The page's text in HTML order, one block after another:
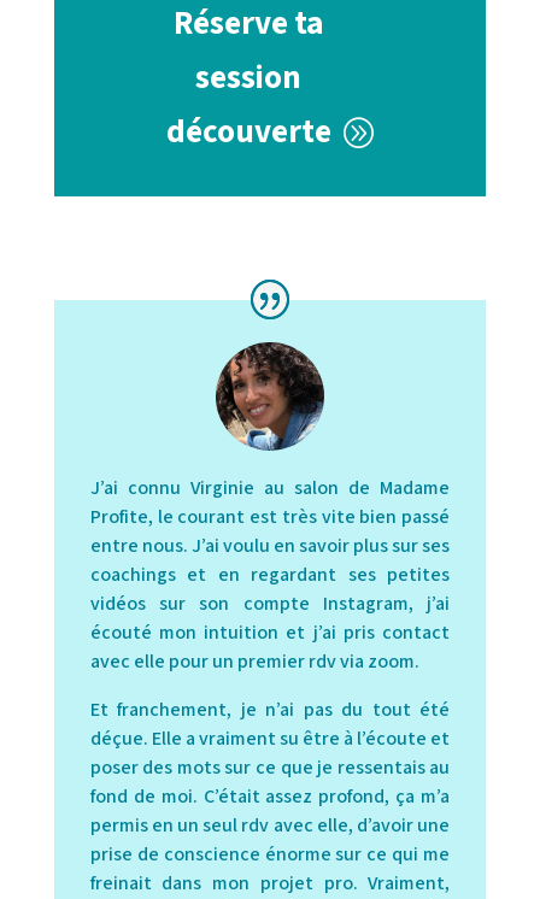
Réserve ta
session
découverte
J’ai connu Virginie au salon de Madame
Profite, le courant est très vite bien passé
entre nous. J’ai voulu en savoir plus sur ses
coachings et en regardant ses petites
vidéos sur son compte Instagram, j’ai
écouté mon intuition et j’ai pris contact
avec elle pour un premier rdv via zoom.
Et franchement, je n’ai pas du tout été
déçue. Elle a vraiment su être à l’écoute et
poser des mots sur ce que je ressentais au
fond de moi. C’était assez profond, ça m’a
permis en un seul rdv avec elle, d’avoir une
prise de conscience énorme sur ce qui me
freinait dans mon projet pro. Vraiment,